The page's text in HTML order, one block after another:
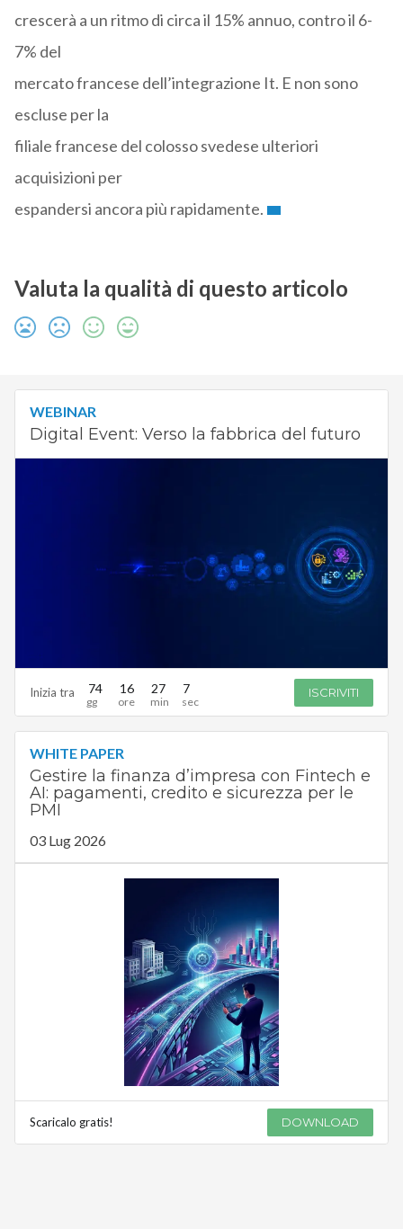
crescerà a un ritmo di circa il 15% annuo, contro il 6-
7% del
mercato francese dell’integrazione It. E non sono
escluse per la
filiale francese del colosso svedese ulteriori
acquisizioni per
espandersi ancora più rapidamente.
Valuta la qualità di questo articolo
WEBINAR
Digital Event: Verso la fabbrica del futuro
Inizia tra 74 16 27 6 ISCRIVITI
WHITE PAPER
Gestire la finanza d’impresa con Fintech e
AI: pagamenti, credito e sicurezza per le
PMI
03 Lug 2026
Scaricalo gratis! DOWNLOAD